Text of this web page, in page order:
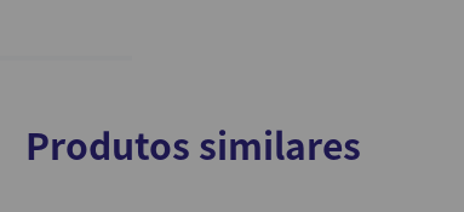
Produtos similares